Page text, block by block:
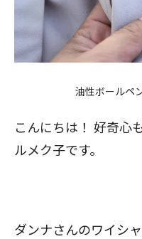
油性ボールペ
こんにちは！ 好奇心
ルメク子です。
ダンナさんのワイシ